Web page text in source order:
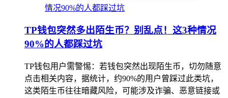
TP钱包突然多出陌生币？别乱点！这3种情况
90%的人都踩过坑
TP钱包用户需警惕：若钱包突然出现陌生币，切勿随意
点击相关内容，据统计，约90%的用户曾踩过此类坑，
这类陌生币往往暗藏风险，可能涉及诈骗、恶意链接或